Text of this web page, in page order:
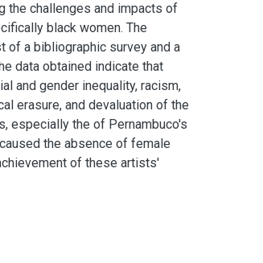
the challenges and impacts of
black women. The
of a bibliographic survey and a
data obtained indicate that
and gender inequality, racism,
erasure, and devaluation of the
especially the of Pernambuco's
the absence of female
of these artists'